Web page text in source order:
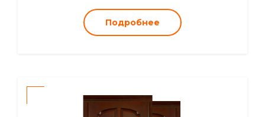
Подробнее